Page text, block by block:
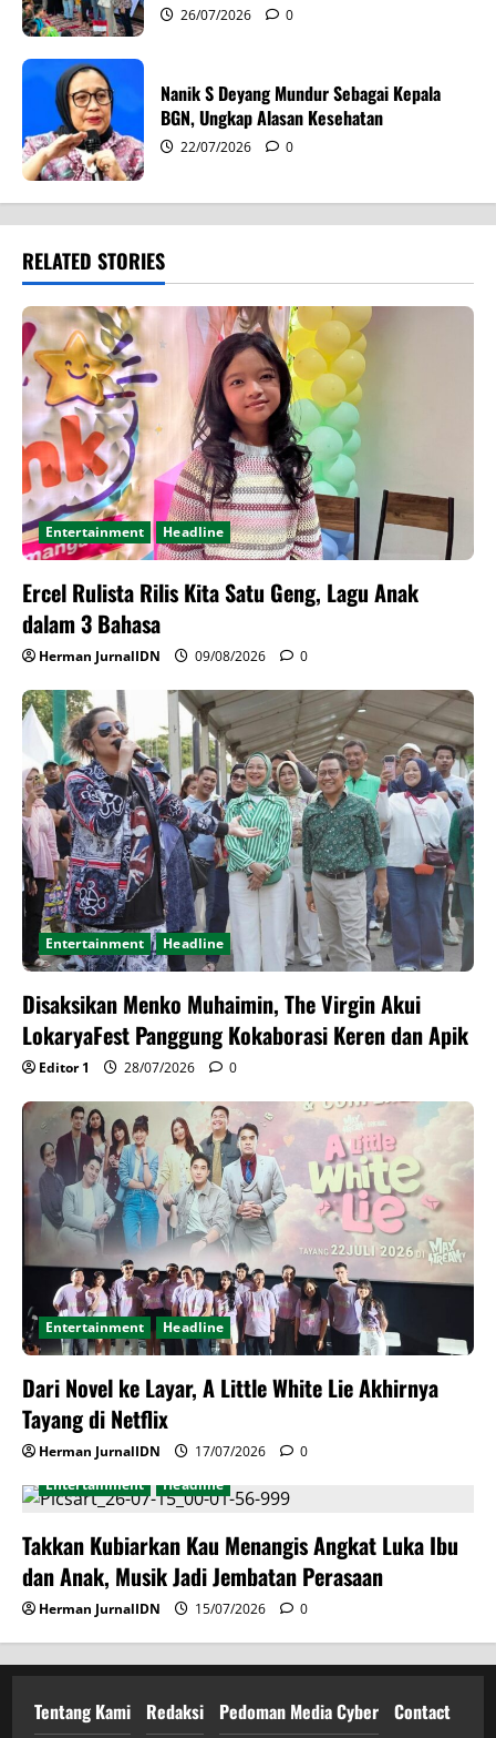
26/07/2026 0
Nanik S Deyang Mundur Sebagai Kepala
BGN, Ungkap Alasan Kesehatan
22/07/2026 0
RELATED STORIES
Entertainment Headline
Ercel Rulista Rilis Kita Satu Geng, Lagu Anak
dalam 3 Bahasa
Herman JurnalIDN 09/08/2026 0
Entertainment Headline
Disaksikan Menko Muhaimin, The Virgin Akui
LokaryaFest Panggung Kokaborasi Keren dan Apik
Editor 1 28/07/2026 0
Entertainment Headline
Dari Novel ke Layar, A Little White Lie Akhirnya
Tayang di Netflix
Herman JurnalIDN 17/07/2026
0
Entertainment
Headline
Takkan Kubiarkan Kau Menangis Angkat Luka Ibu
dan Anak, Musik Jadi Jembatan Perasaan
Herman JurnalIDN 15/07/2026 0
Tentang Kami Redaksi Pedoman Media Cyber Contact